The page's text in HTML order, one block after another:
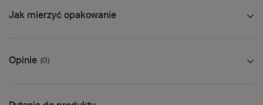
Jak mierzyć opakowanie
Opinie (0)